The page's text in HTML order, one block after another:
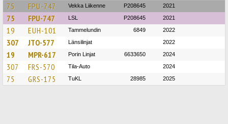
75 FPU-747 Vekka Liikenne P208645 2021
75 FPU-747 LSL P208645 2021
19 EUH-101 Tammelundin 6849 2022
307 JTO-577 Länsilinjat 2022
19 MPR-617 Porin Linjat 6633650 2024
307 FRS-570 Tila-Auto 2024
75 GRS-175 TuKL 28985 2025